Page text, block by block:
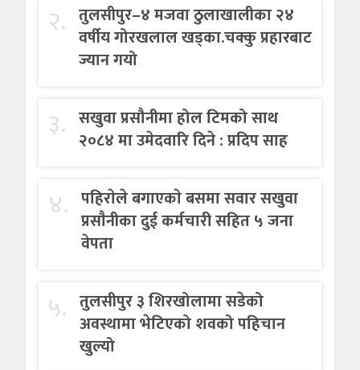
२. तुलसीपुर–४ मजवा ठुलाखालीका २४
वर्षीय गोरखलाल खड्का.चक्कु प्रहारबाट
ज्यान गयो
३. सखुवा प्रसौनीमा होल टिमको साथ
२०८४ मा उमेदवारि दिने : प्रदिप साह
४. पहिराेले बगाएकाे बसमा सवार सखुवा
प्रसाैनीका दुई कर्मचारी सहित ५ जना
वेपता
५. तुलसीपुर ३ शिरखोलामा सडेको
अवस्थामा भेटिएको शवको पहिचान
खुल्यो